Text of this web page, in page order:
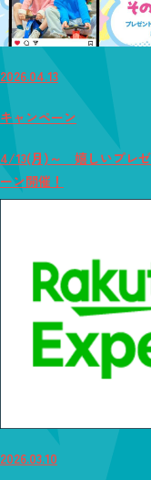
2026.04.13
キャンペーン
4/13(月)～ 嬉しいプレゼ
ーン開催！
2026.03.10